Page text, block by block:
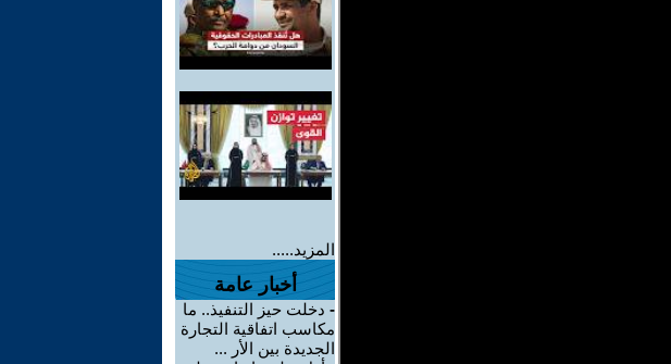
المزيد.....
أخبار عامة
- دخلت حيز التنفيذ.. ما
مكاسب اتفاقية التجارة
الجديدة بين الأر ...